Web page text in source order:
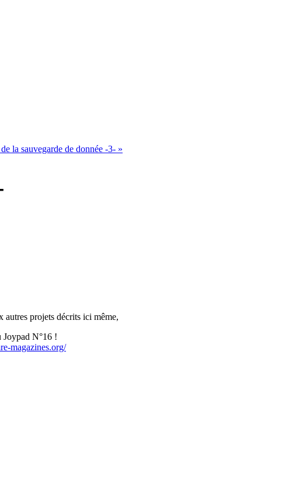
la sauvegarde de donnée -3- »
autres projets décrits ici même,
Joypad N°16 !
magazines.org/